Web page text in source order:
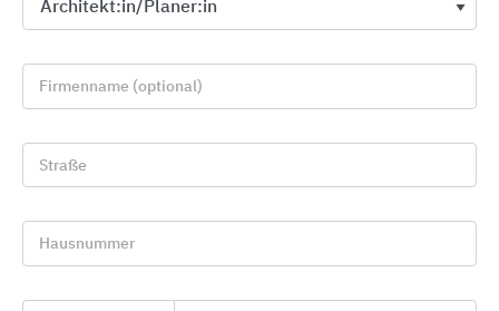
Bewehrungstechnik
Firmenname (optional)
Straße
Hausnummer